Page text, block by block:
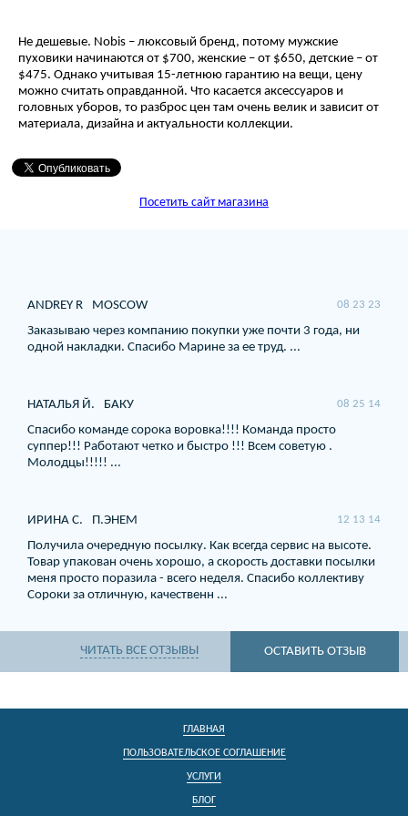
Не дешевые. Nobis – люксовый бренд, потому мужские
пуховики начинаются от $700, женские – от $650, детские – от
$475. Однако учитывая 15-летнюю гарантию на вещи, цену
можно считать оправданной. Что касается аксессуаров и
головных уборов, то разброс цен там очень велик и зависит от
материала, дизайна и актуальности коллекции.
Посетить сайт магазина
ANDREY R MOSCOW 08 23 23
Заказываю через компанию покупки уже почти 3 года, ни
одной накладки. Спасибо Марине за ее труд. ...
НАТАЛЬЯ Й. БАКУ 08 25 14
Спасибо команде сорока воровка!!!! Команда просто
суппер!!! Работают четко и быстро !!! Всем советую .
Молодцы!!!!! ...
ИРИНА С. П.ЭНЕМ 12 13 14
Получила очередную посылку. Как всегда сервис на высоте.
Товар упакован очень хорошо, а скорость доставки посылки
меня просто поразила - всего неделя. Спасибо коллективу
Сороки за отличную, качественн ...
ЧИТАТЬ ВСЕ ОТЗЫВЫ ОСТАВИТЬ ОТЗЫВ
ГЛАВНАЯ
ПОЛЬЗОВАТЕЛЬСКОЕ СОГЛАШЕНИЕ
УСЛУГИ
БЛОГ